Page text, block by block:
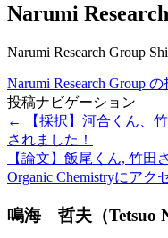
Narumi
Narumi Research Group
Narumi Research Group
投稿ナビゲーション
←
【採択】河合くん、
されました！
【論文】飯尾くん, 竹田
Organic Chemistryにアク
鳴海 哲夫（Tetsuo